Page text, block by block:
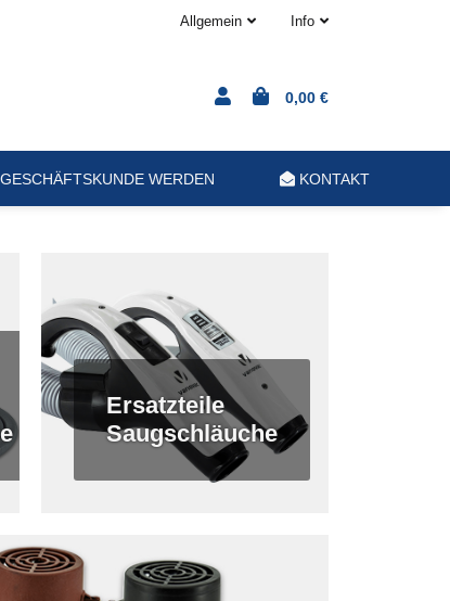
Allgemein Info
0,00 €
GESCHÄFTSKUNDE WERDEN KONTAKT
Ersatzteile
Saugschläuche